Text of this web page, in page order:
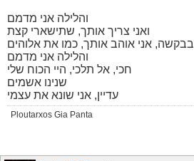
והלילה אני מדמם
ואני צריך אותך, שתישארי קצת
בבקשה, אני אוהב אותך, כמו את אלוהים
והלילה אני מדמם
חכי, אל תלכי, היי הכוח שלי
שנינו אשמים
עדיין, אני שונא את עצמי
Ploutarxos Gia Panta